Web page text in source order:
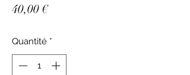
40,00 €Prix
Quantité *